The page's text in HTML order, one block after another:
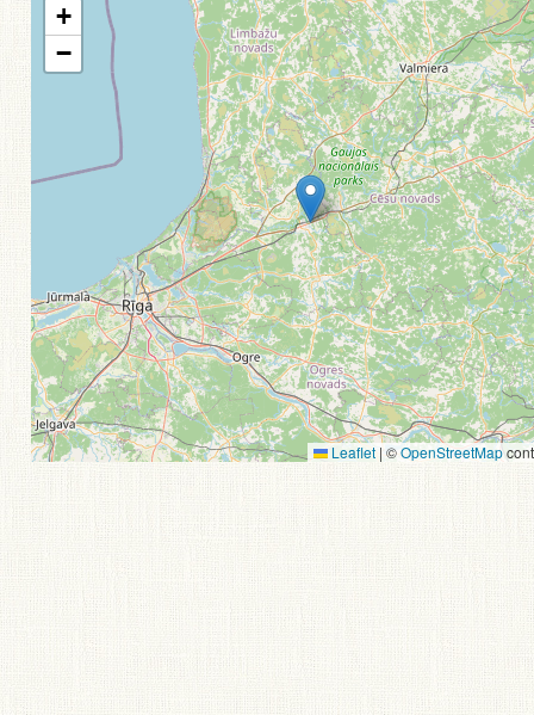
+
−
Leaflet | ©OpenStreetMap